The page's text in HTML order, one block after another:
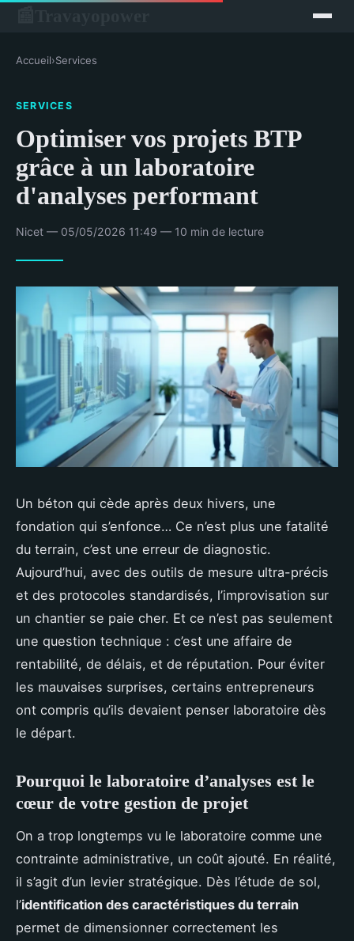
Accueil›Services
SERVICES
Optimiser vos projets BTP
grâce à un laboratoire
d'analyses performant
Nicet — 05/05/2026 11:49 — 10 min de lecture
Un béton qui cède après deux hivers, une
fondation qui s’enfonce… Ce n’est plus une fatalité
du terrain, c’est une erreur de diagnostic.
Aujourd’hui, avec des outils de mesure ultra-précis
et des protocoles standardisés, l’improvisation sur
un chantier se paie cher. Et ce n’est pas seulement
une question technique : c’est une affaire de
rentabilité, de délais, et de réputation. Pour éviter
les mauvaises surprises, certains entrepreneurs
ont compris qu’ils devaient penser laboratoire dès
le départ.
Pourquoi le laboratoire d’analyses est le
cœur de votre gestion de projet
On a trop longtemps vu le laboratoire comme une
contrainte administrative, un coût ajouté. En réalité,
il s’agit d’un levier stratégique. Dès l’étude de sol,
l’identification des caractéristiques du terrain
permet de dimensionner correctement les